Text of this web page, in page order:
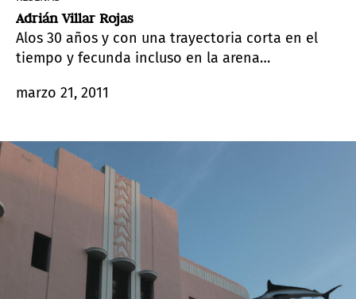
Adrián Villar Rojas
Alos 30 años y con una trayectoria corta en el
tiempo y fecunda incluso en la arena
oficialmente a la Argentina en la 54° edición de
marzo 21, 2011